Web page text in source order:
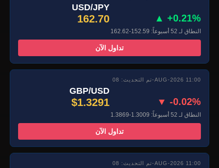
USD/JPY
162.70 ▲ +0.21%
النطاق لـ 52 أسبوعاً: 152.59-162.62
تداول الآن
تم التحديث: 08-AUG-2026 11:00
GBP/USD
$1.3291 ▼ -0.02%
النطاق لـ 52 أسبوعاً: 1.3009-1.3869
تداول الآن
تم التحديث: 08-AUG-2026 11:00